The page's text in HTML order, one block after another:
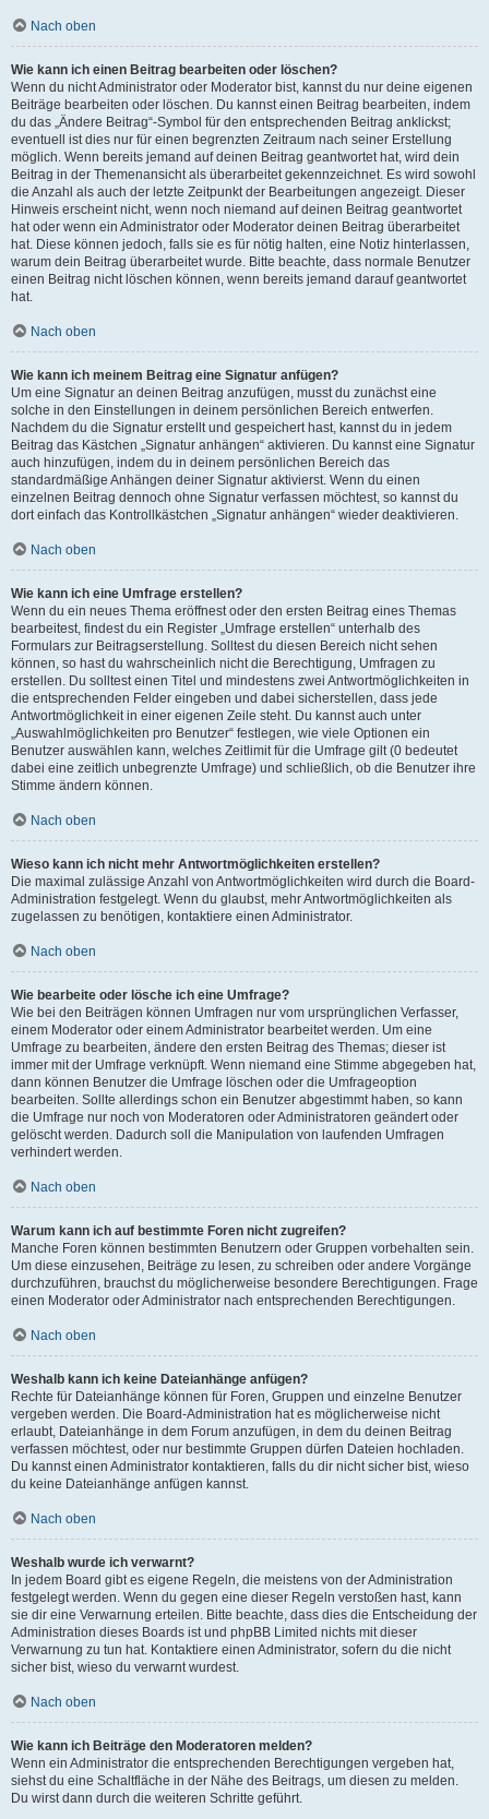
Nach oben
Wie kann ich einen Beitrag bearbeiten oder löschen?
Wenn du nicht Administrator oder Moderator bist, kannst du nur deine eigenen
Beiträge bearbeiten oder löschen. Du kannst einen Beitrag bearbeiten, indem
du das „Ändere Beitrag“-Symbol für den entsprechenden Beitrag anklickst;
eventuell ist dies nur für einen begrenzten Zeitraum nach seiner Erstellung
möglich. Wenn bereits jemand auf deinen Beitrag geantwortet hat, wird dein
Beitrag in der Themenansicht als überarbeitet gekennzeichnet. Es wird sowohl
die Anzahl als auch der letzte Zeitpunkt der Bearbeitungen angezeigt. Dieser
Hinweis erscheint nicht, wenn noch niemand auf deinen Beitrag geantwortet
hat oder wenn ein Administrator oder Moderator deinen Beitrag überarbeitet
hat. Diese können jedoch, falls sie es für nötig halten, eine Notiz hinterlassen,
warum dein Beitrag überarbeitet wurde. Bitte beachte, dass normale Benutzer
einen Beitrag nicht löschen können, wenn bereits jemand darauf geantwortet
hat.
Nach oben
Wie kann ich meinem Beitrag eine Signatur anfügen?
Um eine Signatur an deinen Beitrag anzufügen, musst du zunächst eine
solche in den Einstellungen in deinem persönlichen Bereich entwerfen.
Nachdem du die Signatur erstellt und gespeichert hast, kannst du in jedem
Beitrag das Kästchen „Signatur anhängen“ aktivieren. Du kannst eine Signatur
auch hinzufügen, indem du in deinem persönlichen Bereich das
standardmäßige Anhängen deiner Signatur aktivierst. Wenn du einen
einzelnen Beitrag dennoch ohne Signatur verfassen möchtest, so kannst du
dort einfach das Kontrollkästchen „Signatur anhängen“ wieder deaktivieren.
Nach oben
Wie kann ich eine Umfrage erstellen?
Wenn du ein neues Thema eröffnest oder den ersten Beitrag eines Themas
bearbeitest, findest du ein Register „Umfrage erstellen“ unterhalb des
Formulars zur Beitragserstellung. Solltest du diesen Bereich nicht sehen
können, so hast du wahrscheinlich nicht die Berechtigung, Umfragen zu
erstellen. Du solltest einen Titel und mindestens zwei Antwortmöglichkeiten in
die entsprechenden Felder eingeben und dabei sicherstellen, dass jede
Antwortmöglichkeit in einer eigenen Zeile steht. Du kannst auch unter
„Auswahlmöglichkeiten pro Benutzer“ festlegen, wie viele Optionen ein
Benutzer auswählen kann, welches Zeitlimit für die Umfrage gilt (0 bedeutet
dabei eine zeitlich unbegrenzte Umfrage) und schließlich, ob die Benutzer ihre
Stimme ändern können.
Nach oben
Wieso kann ich nicht mehr Antwortmöglichkeiten erstellen?
Die maximal zulässige Anzahl von Antwortmöglichkeiten wird durch die Board-
Administration festgelegt. Wenn du glaubst, mehr Antwortmöglichkeiten als
zugelassen zu benötigen, kontaktiere einen Administrator.
Nach oben
Wie bearbeite oder lösche ich eine Umfrage?
Wie bei den Beiträgen können Umfragen nur vom ursprünglichen Verfasser,
einem Moderator oder einem Administrator bearbeitet werden. Um eine
Umfrage zu bearbeiten, ändere den ersten Beitrag des Themas; dieser ist
immer mit der Umfrage verknüpft. Wenn niemand eine Stimme abgegeben hat,
dann können Benutzer die Umfrage löschen oder die Umfrageoption
bearbeiten. Sollte allerdings schon ein Benutzer abgestimmt haben, so kann
die Umfrage nur noch von Moderatoren oder Administratoren geändert oder
gelöscht werden. Dadurch soll die Manipulation von laufenden Umfragen
verhindert werden.
Nach oben
Warum kann ich auf bestimmte Foren nicht zugreifen?
Manche Foren können bestimmten Benutzern oder Gruppen vorbehalten sein.
Um diese einzusehen, Beiträge zu lesen, zu schreiben oder andere Vorgänge
durchzuführen, brauchst du möglicherweise besondere Berechtigungen. Frage
einen Moderator oder Administrator nach entsprechenden Berechtigungen.
Nach oben
Weshalb kann ich keine Dateianhänge anfügen?
Rechte für Dateianhänge können für Foren, Gruppen und einzelne Benutzer
vergeben werden. Die Board-Administration hat es möglicherweise nicht
erlaubt, Dateianhänge in dem Forum anzufügen, in dem du deinen Beitrag
verfassen möchtest, oder nur bestimmte Gruppen dürfen Dateien hochladen.
Du kannst einen Administrator kontaktieren, falls du dir nicht sicher bist, wieso
du keine Dateianhänge anfügen kannst.
Nach oben
Weshalb wurde ich verwarnt?
In jedem Board gibt es eigene Regeln, die meistens von der Administration
festgelegt werden. Wenn du gegen eine dieser Regeln verstoßen hast, kann
sie dir eine Verwarnung erteilen. Bitte beachte, dass dies die Entscheidung der
Administration dieses Boards ist und phpBB Limited nichts mit dieser
Verwarnung zu tun hat. Kontaktiere einen Administrator, sofern du die nicht
sicher bist, wieso du verwarnt wurdest.
Nach oben
Wie kann ich Beiträge den Moderatoren melden?
Wenn ein Administrator die entsprechenden Berechtigungen vergeben hat,
siehst du eine Schaltfläche in der Nähe des Beitrags, um diesen zu melden.
Du wirst dann durch die weiteren Schritte geführt.